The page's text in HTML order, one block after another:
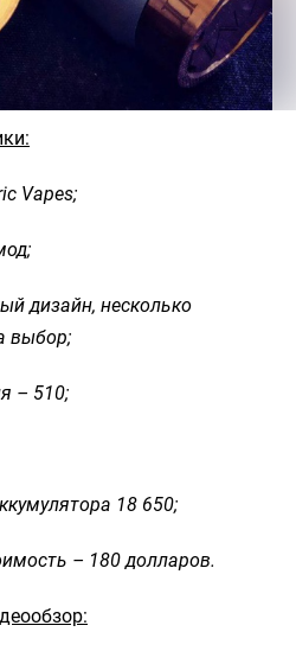
Vapes;
дизайн, несколько
выбор;
– 510;
18 650;
– 180 долларов.